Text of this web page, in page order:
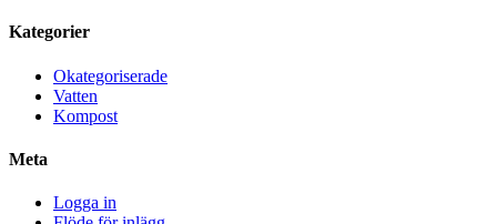
Kategorier
Okategoriserade
Vatten
Kompost
Meta
Logga in